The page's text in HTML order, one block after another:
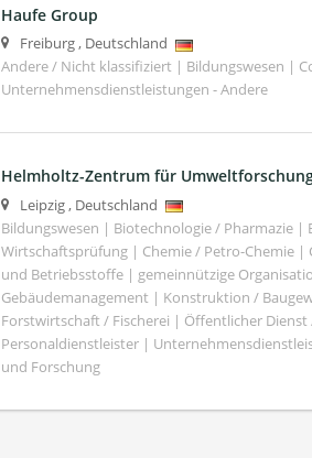
Haufe Group
Freiburg, Deutschland
Andere / Nicht klassifiziert | Bildungswesen |
Unternehmensdienstleistungen - Andere
Helmholtz-Zentrum für Umweltforschung
Leipzig, Deutschland
Bildungswesen | Biotechnologie / Pharmazie |
Wirtschaftsprüfung | Chemie / Petro-Chemie |
und Betriebsstoffe | gemeinnützige
Gebäudemanagement | Konstruktion /
Forstwirtschaft / Fischerei | Öffentlicher
Personaldienstleister |
und Forschung